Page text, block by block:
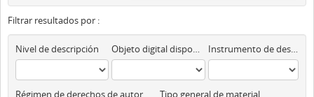
Filtrar resultados por :
Nivel de descripción Objeto digital disponibles Instrumento de descripción
Régimen de derechos de autor Tipo general de material